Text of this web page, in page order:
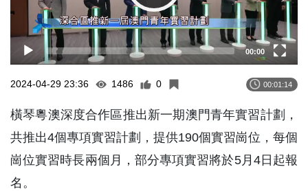
00:00
2024-04-29 23:36 1486 0 00:01:14
橫琴粵澳深度合作區推出新一期澳門青年實習計劃，
共推出4個專項實習計劃，提供190個實習崗位，每個
崗位實習時長兩個月，部分專項實習將於5月4日起報
名。